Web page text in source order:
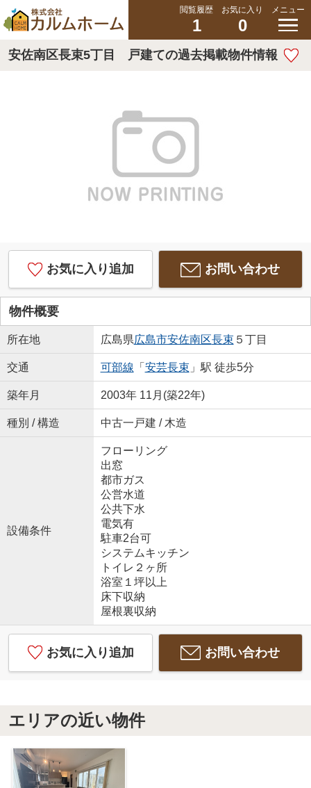
閲覧履歴
1
お気に入り
0
メニュー
安佐南区長束5丁目 戸建ての過去掲載物件情報
お気に入り追加 お問い合わせ
物件概要
所在地 広島県広島市安佐南区長束 ５丁目
交通 可部線 「 安芸長束 」駅 徒歩5分
築年月 2003年 11月(築22年)
種別 / 構造 中古一戸建 / 木造
設備条件
フローリング
出窓
都市ガス
公営水道
公共下水
電気有
駐車2台可
システムキッチン
トイレ２ヶ所
浴室１坪以上
床下収納
屋根裏収納
お気に入り追加 お問い合わせ
エリアの近い物件